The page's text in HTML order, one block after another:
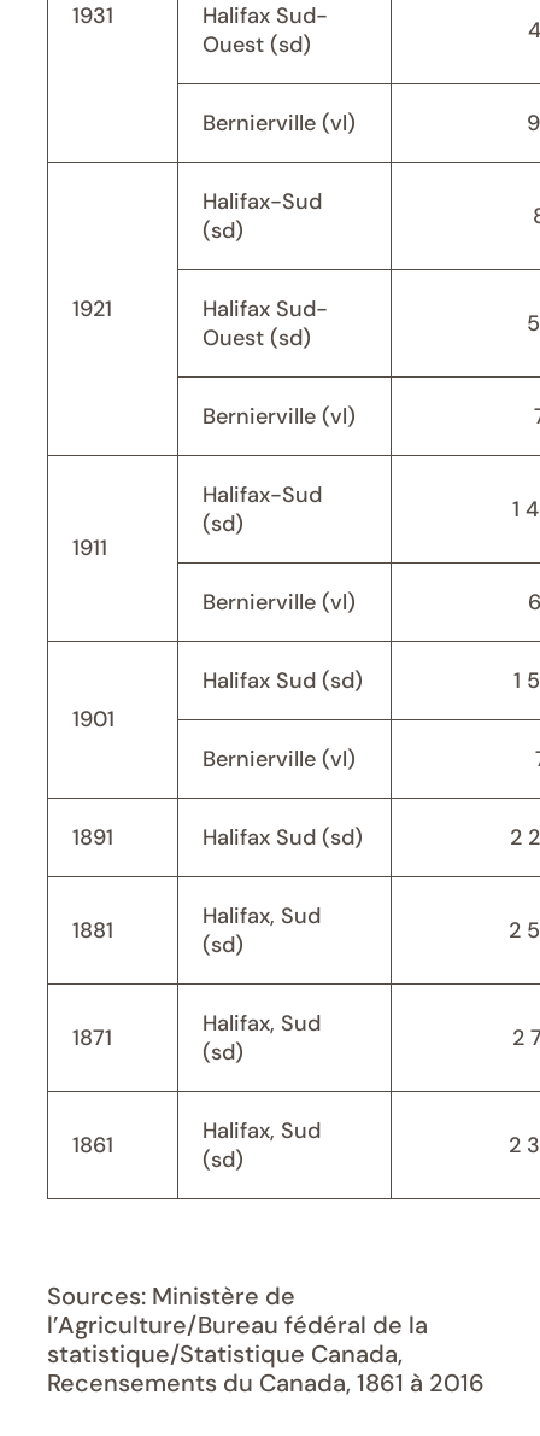
1931
Halifax Sud-
Ouest (sd)
Bernierville (vl)
1921
Halifax-Sud
(sd)
Halifax Sud-
Ouest (sd)
Bernierville (vl)
1911
Halifax-Sud
(sd)
1
Bernierville (vl)
1901
Halifax Sud (sd) 1
Bernierville (vl)
1891 Halifax Sud (sd) 2
1881
Halifax, Sud
(sd)
2
1871
Halifax, Sud
(sd)
2
1861
Halifax, Sud
(sd)
2
Sources: Ministère de
l’Agriculture/Bureau fédéral de la
statistique/Statistique Canada,
Recensements du Canada, 1861 à 2016